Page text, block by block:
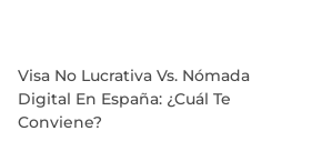
Visa No Lucrativa Vs. Nómada
Digital En España: ¿Cuál Te
Conviene?